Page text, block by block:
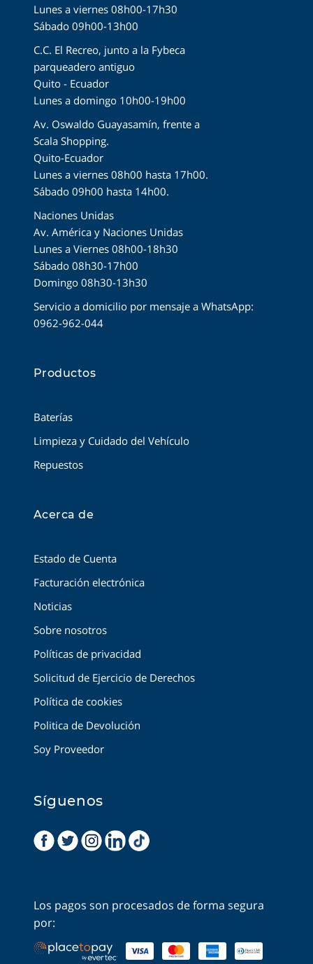
Lunes a viernes 08h00-17h30
Sábado 09h00-13h00
C.C. El Recreo, junto a la Fybeca
parqueadero antiguo
Quito - Ecuador
Lunes a domingo 10h00-19h00
Av. Oswaldo Guayasamín, frente a
Scala Shopping.
Quito-Ecuador
Lunes a viernes 08h00 hasta 17h00.
Sábado 09h00 hasta 14h00.
Naciones Unidas
Av. América y Naciones Unidas
Lunes a Viernes 08h00-18h30
Sábado 08h30-17h00
Domingo 08h30-13h30
Servicio a domicilio por mensaje a WhatsApp:
0962-962-044
Productos
Baterías
Limpieza y Cuidado del Vehículo
Repuestos
Acerca de
Estado de Cuenta
Facturación electrónica
Noticias
Sobre nosotros
Políticas de privacidad
Solicitud de Ejercicio de Derechos
Política de cookies
Politica de Devolución
Soy Proveedor
Síguenos
Los pagos son procesados de forma segura
por: